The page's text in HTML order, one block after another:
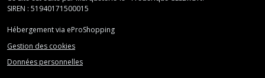
SIREN : 51940171500015
Hébergement via eProShopping
Gestion des cookies
Données personnelles